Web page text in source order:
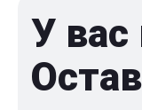
У вас